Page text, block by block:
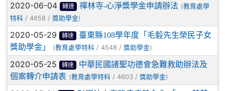
2020-06-04 轉達 禪林寺-心淨槳學金申請辦法 (教育處學
特科 / 4658 / 獎助學金)
2020-05-29 轉達
臺東縣108學年度「毛毅先生榮民子女
獎助學金」
(教育處學特科 / 4548 / 獎助學金)
2020-05-25 轉達
中華民國諸聖功德會急難救助辦法及
個案轉介申請表 (教育處學特科 / 4603 / 獎助學金)